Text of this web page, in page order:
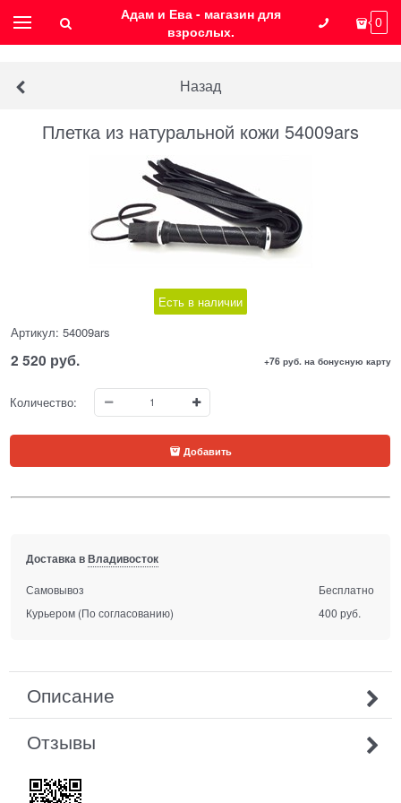
Адам и Ева - магазин для
взрослых.
0
Назад
Плетка из натуральной кожи 54009ars
Есть в наличии
Артикул: 54009ars
2 520 руб. +76 руб. на бонусную карту
Количество:
Добавить
Доставка вВладивосток
Самовывоз
Бесплатно
Курьером (По согласованию) 400 руб.
Описание
Отзывы